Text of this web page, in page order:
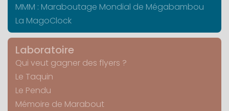
MMM : Maraboutage Mondial de Mégabambou
La MagoClock
Laboratoire
Qui veut gagner des flyers ?
Le Taquin
Le Pendu
Mémoire de Marabout